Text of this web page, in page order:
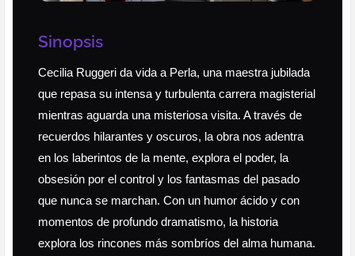
Sinopsis
Cecilia Ruggeri da vida a Perla, una maestra jubilada
que repasa su intensa y turbulenta carrera magisterial
mientras aguarda una misteriosa visita. A través de
recuerdos hilarantes y oscuros, la obra nos adentra
en los laberintos de la mente, explora el poder, la
obsesión por el control y los fantasmas del pasado
que nunca se marchan. Con un humor ácido y con
momentos de profundo dramatismo, la historia
explora los rincones más sombríos del alma humana.